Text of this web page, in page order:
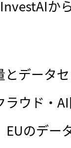
か
データ
ウド・
EUのデー